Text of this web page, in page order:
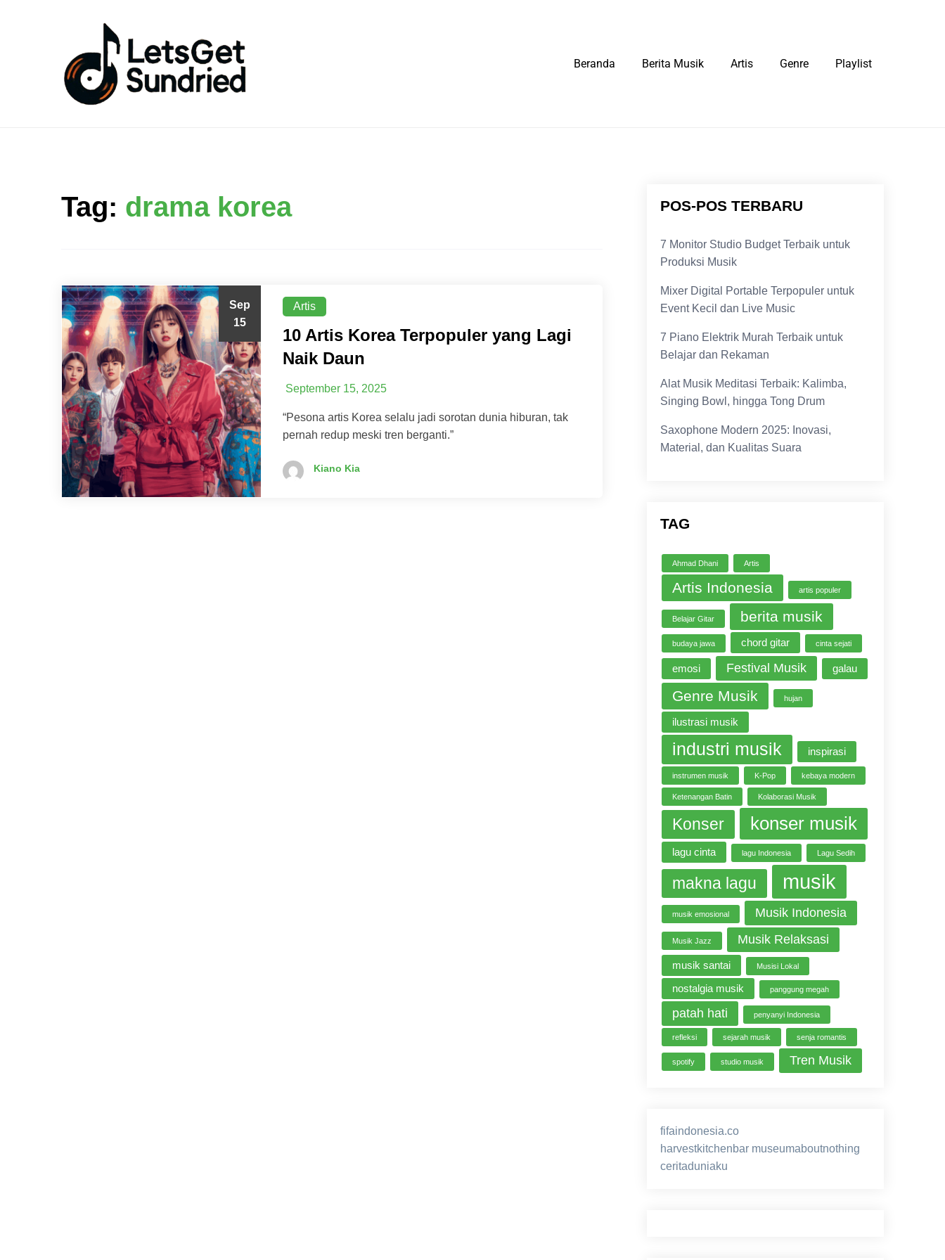
Beranda Berita Musik Artis Genre Playlist
Tag: drama korea
Sep
15
Artis
10 Artis Korea Terpopuler yang Lagi
Naik Daun
September 15, 2025
“Pesona artis Korea selalu jadi sorotan dunia hiburan, tak
pernah redup meski tren berganti.”
Kiano Kia
POS-POS TERBARU
7 Monitor Studio Budget Terbaik untuk
Produksi Musik
Mixer Digital Portable Terpopuler untuk
Event Kecil dan Live Music
7 Piano Elektrik Murah Terbaik untuk
Belajar dan Rekaman
Alat Musik Meditasi Terbaik: Kalimba,
Singing Bowl, hingga Tong Drum
Saxophone Modern 2025: Inovasi,
Material, dan Kualitas Suara
TAG
Ahmad Dhani Artis
Artis Indonesia artis populer
Belajar Gitar berita musik
budaya jawa chord gitar cinta sejati
emosi Festival Musik galau
Genre Musik hujan
ilustrasi musik
industri musik inspirasi
instrumen musik K-Pop kebaya modern
Ketenangan Batin Kolaborasi Musik
Konser konser musik
lagu cinta lagu Indonesia Lagu Sedih
makna lagu musik
musik emosional Musik Indonesia
Musik Jazz Musik Relaksasi
musik santai Musisi Lokal
nostalgia musik panggung megah
patah hati penyanyi Indonesia
refleksi sejarah musik senja romantis
spotify studio musik Tren Musik
fifaindonesia.co
harvestkitchenbar museumaboutnothing
ceritaduniaku